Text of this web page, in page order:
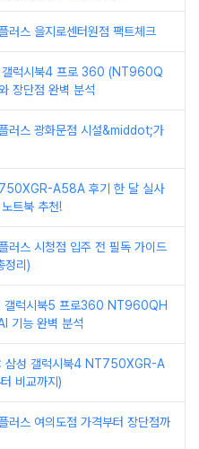
러스 을지로센터원점 팩트체크
갤럭시북4 프로 360 (NT960Q
장단점 완벽 분석
러스 광화문점 시설&middot;가
A58A 후기 한 달 실사
트북 추천!
러스 시청점 입주 전 필독 가이드
정리)
갤럭시북5 프로360 NT960QH
기능 완벽 분석
삼성 갤럭시북4 NT750XGR-A
비교까지)
러스 여의도점 가격부터 장단점까